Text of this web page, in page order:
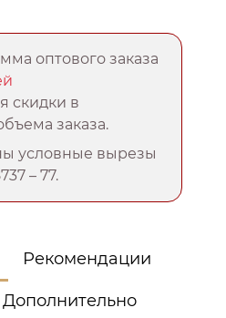
оптового заказа
скидки в
заказа.
условные вырезы
– 77.
Рекомендации
Дополнительно